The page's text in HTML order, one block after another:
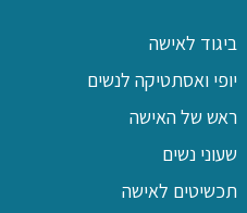
ביגוד לאישה
יופי ואסתטיקה לנשים
ראש של האישה
שעוני נשים
תכשיטים לאישה